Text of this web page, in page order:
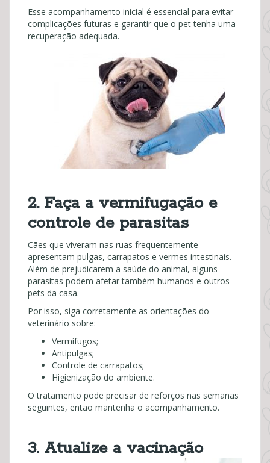
Esse acompanhamento inicial é essencial para evitar
complicações futuras e garantir que o pet tenha uma
recuperação adequada.
2. Faça a vermifugação e
controle de parasitas
Cães que viveram nas ruas frequentemente
apresentam pulgas, carrapatos e vermes intestinais.
Além de prejudicarem a saúde do animal, alguns
parasitas podem afetar também humanos e outros
pets da casa.
Por isso, siga corretamente as orientações do
veterinário sobre:
Vermífugos;
Antipulgas;
Controle de carrapatos;
Higienização do ambiente.
O tratamento pode precisar de reforços nas semanas
seguintes, então mantenha o acompanhamento.
3. Atualize a vacinação